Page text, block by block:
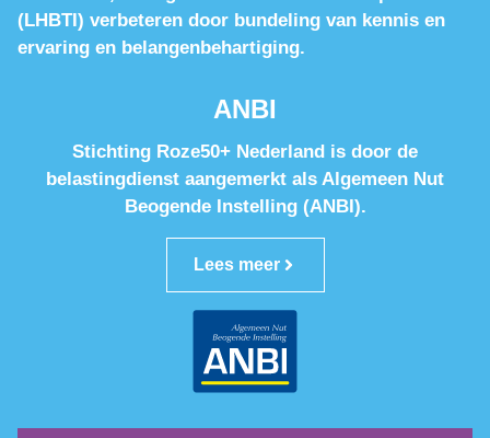
(LHBTI) verbeteren door bundeling van kennis en
ervaring en belangenbehartiging.
ANBI
Stichting Roze50+ Nederland is door de
belastingdienst aangemerkt als Algemeen Nut
Beogende Instelling (ANBI).
Lees meer